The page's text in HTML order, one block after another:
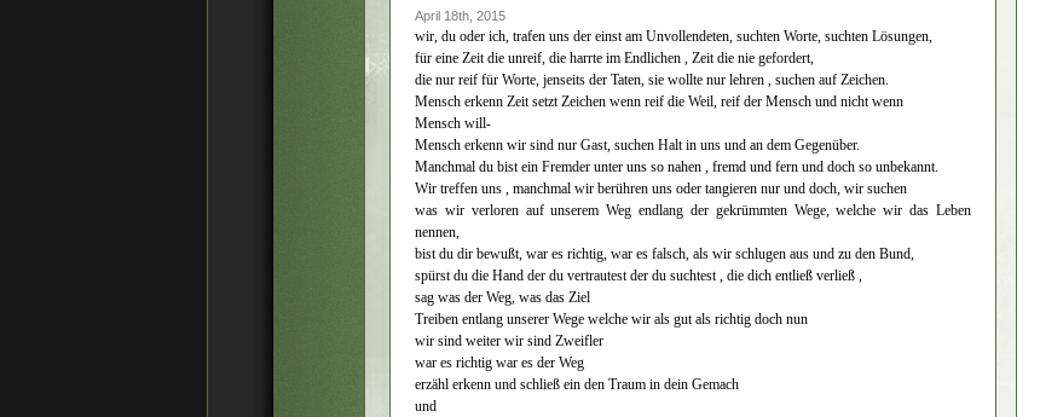
April 18th, 2015
wir, du oder ich, trafen uns der einst am Unvollendeten, suchten Worte, suchten Lösungen,
für eine Zeit die unreif, die harrte im Endlichen , Zeit die nie gefordert,
die nur reif für Worte, jenseits der Taten, sie wollte nur lehren , suchen auf Zeichen.
Mensch erkenn Zeit setzt Zeichen wenn reif die Weil, reif der Mensch und nicht wenn
Mensch will-
Mensch erkenn wir sind nur Gast, suchen Halt in uns und an dem Gegenüber.
Manchmal du bist ein Fremder unter uns so nahen , fremd und fern und doch so unbekannt.
Wir treffen uns , manchmal wir berühren uns oder tangieren nur und doch, wir suchen
was wir verloren auf unserem Weg endlang der gekrümmten Wege, welche wir das Leben
nennen,
bist du dir bewußt, war es richtig, war es falsch, als wir schlugen aus und zu den Bund,
spürst du die Hand der du vertrautest der du suchtest , die dich entließ verließ ,
sag was der Weg, was das Ziel
Treiben entlang unserer Wege welche wir als gut als richtig doch nun
wir sind weiter wir sind Zweifler
war es richtig war es der Weg
erzähl erkenn und schließ ein den Traum in dein Gemach
und